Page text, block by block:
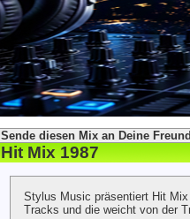
Sende diesen Mix an Deine
Hit Mix 1987
Stylus Music präsentiert Hit
Tracks und die weicht von der